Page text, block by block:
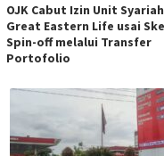
OJK Cabut Izin Unit Syariah
Great Eastern Life usai
Spin-off melalui Transfer
Portofolio